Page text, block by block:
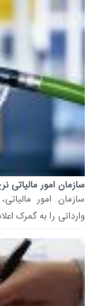
سازمان امور مالیاتی
سازمان امور
وارداتی را به گمرک